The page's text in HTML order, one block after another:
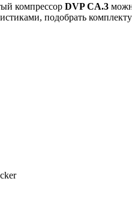
компрессор DVP CA.3
подобрать